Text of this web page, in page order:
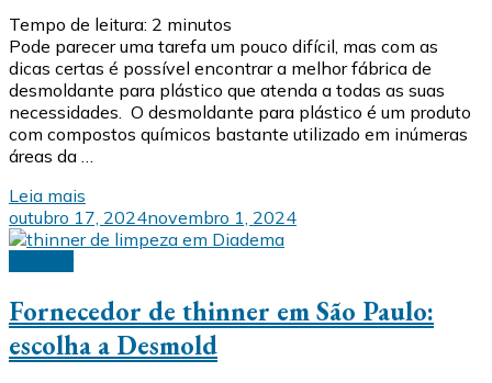
Tempo de leitura: 2 minutos
Pode parecer uma tarefa um pouco difícil, mas com as
dicas certas é possível encontrar a melhor fábrica de
desmoldante para plástico que atenda a todas as suas
necessidades. O desmoldante para plástico é um produto
com compostos químicos bastante utilizado em inúmeras
áreas da …
Leia mais
outubro 17, 2024novembro 1, 2024
Fornecedor de thinner em São Paulo:
escolha a Desmold